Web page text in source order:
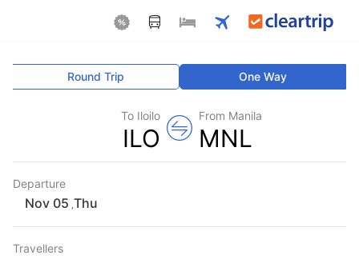
One Way
Round Trip
From Manila
MNL
To Iloilo
ILO
Departure
Thu
Travellers